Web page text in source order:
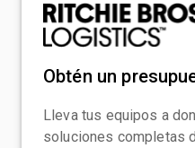
Obtén un
Lleva tus equipos a
soluciones completas